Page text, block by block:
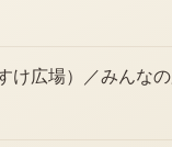
け広場）／みんな